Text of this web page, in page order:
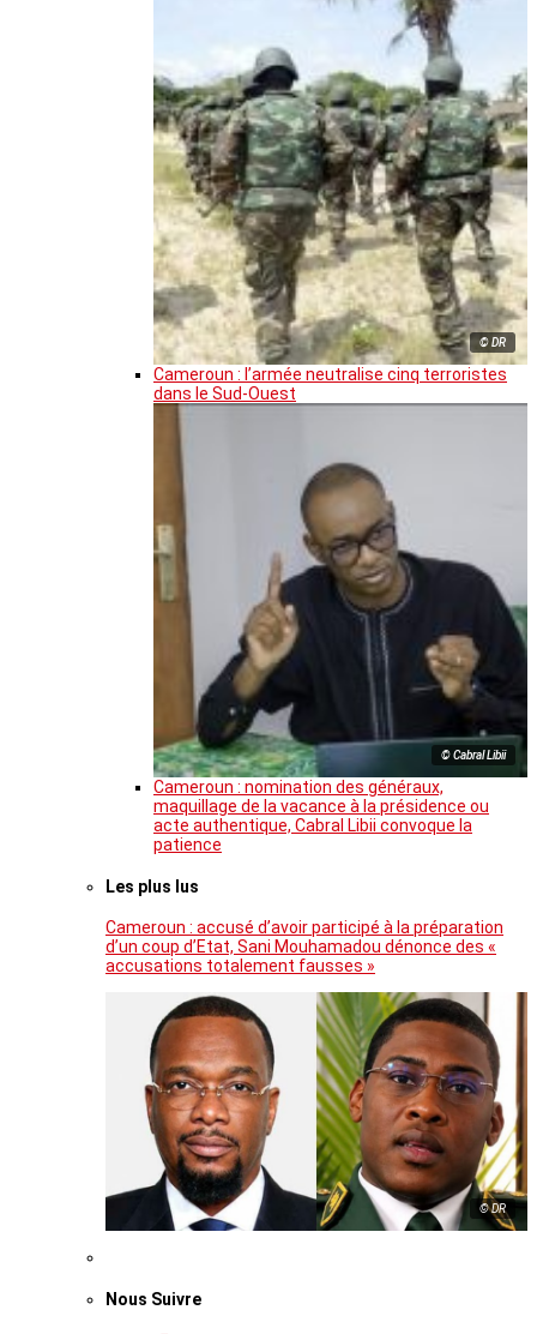
© DR
Cameroun : l’armée neutralise cinq terroristes
dans le Sud-Ouest
© Cabral Libii
Cameroun : nomination des généraux,
maquillage de la vacance à la présidence ou
acte authentique, Cabral Libii convoque la
patience
Les plus lus
Cameroun : accusé d’avoir participé à la préparation
d’un coup d’Etat, Sani Mouhamadou dénonce des «
accusations totalement fausses »
© DR
Nous Suivre